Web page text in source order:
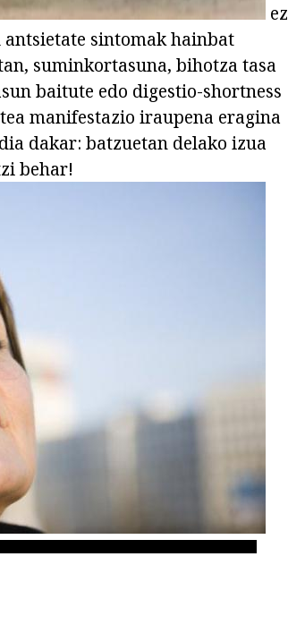
ez
sintomak hainbat
suminkortasuna, bihotza tasa
baitute edo digestio-shortness
manifestazio iraupena eragina
dakar: batzuetan delako izua
behar!